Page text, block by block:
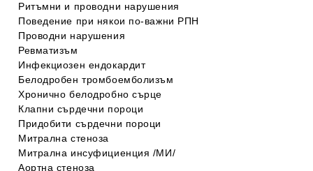
Ритъмни и проводни нарушения
Поведение при някои по-важни РПН
Проводни нарушения
Ревматизъм
Инфекциозен ендокардит
Белодробен тромбоемболизъм
Хронично белодробно сърце
Клапни сърдечни пороци
Придобити сърдечни пороци
Митрална стеноза
Митрална инсуфициенция /МИ/
Аортна стеноза